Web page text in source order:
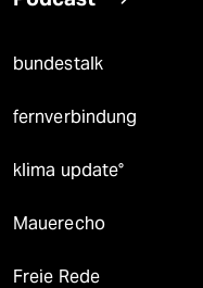
bundestalk
fernverbindung
klima update°
Mauerecho
Freie Rede